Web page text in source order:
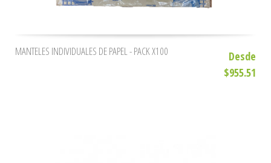
MANTELES INDIVIDUALES DE PAPEL - PACK X100
Desde
$955.51